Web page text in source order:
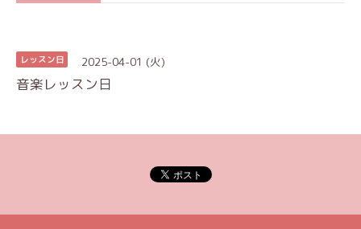
レッスン日 2025-04-01 (火)
音楽レッスン日